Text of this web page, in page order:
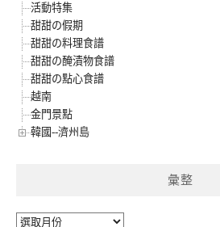
活動特集
甜甜の假期
甜甜の料理食譜
甜甜の醃漬物食譜
甜甜の點心食譜
越南
金門景點
韓國--濟州島
彙整
彙